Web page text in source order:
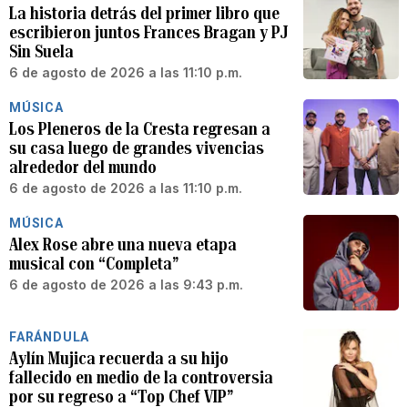
La historia detrás del primer libro que
escribieron juntos Frances Bragan y PJ
Sin Suela
6 de agosto de 2026 a las 11:10 p.m.
MÚSICA
Los Pleneros de la Cresta regresan a
su casa luego de grandes vivencias
alrededor del mundo
6 de agosto de 2026 a las 11:10 p.m.
MÚSICA
Alex Rose abre una nueva etapa
musical con “Completa”
6 de agosto de 2026 a las 9:43 p.m.
FARÁNDULA
Aylín Mujica recuerda a su hijo
fallecido en medio de la controversia
por su regreso a “Top Chef VIP”